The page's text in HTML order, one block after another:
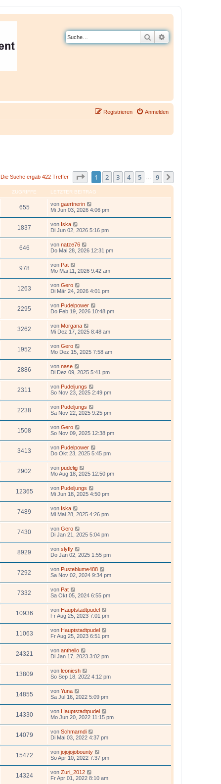
Suche
Anmelden
Registrieren
Die Suche ergab 422 Treffer Seite von9
1 2 3 4 5 9
ZUGRIFFE LETZTER BEITRAG
655 von gaertnerin
Mi Jun 03, 2026 4:06 pm
1837 von Iska
Di Jun 02, 2026 5:16 pm
646 von natze76
Do Mai 28, 2026 12:31 pm
978 von Pat
Mo Mai 11, 2026 9:42 am
1263 von Gero
Di Mär 24, 2026 4:01 pm
2295 von Pudelpower
Do Feb 19, 2026 10:48 pm
3262 von Morgana
Mi Dez 17, 2025 8:48 am
1952 von Gero
Mo Dez 15, 2025 7:58 am
2886 von nase
Di Dez 09, 2025 5:41 pm
2311 von Pudeljungs
So Nov 23, 2025 2:49 pm
2238 von Pudeljungs
Sa Nov 22, 2025 9:25 pm
1508 von Gero
So Nov 09, 2025 12:38 pm
3413 von Pudelpower
Do Okt 23, 2025 5:45 pm
2902 von pudelig
Mo Aug 18, 2025 12:50 pm
12365 von Pudeljungs
Mi Jun 18, 2025 4:50 pm
7489 von Iska
Mi Mai 28, 2025 4:26 pm
7430 von Gero
Di Jan 21, 2025 5:04 pm
8929 von slyfly
Do Jan 02, 2025 1:55 pm
7292 von Pusteblume488
Sa Nov 02, 2024 9:34 pm
7332 von Pat
Sa Okt 05, 2024 6:55 pm
10936 von Hauptstadtpudel
Fr Aug 25, 2023 7:01 pm
11063 von Hauptstadtpudel
Fr Aug 25, 2023 6:51 pm
24321 von anthello
Di Jan 17, 2023 3:02 pm
13809 von leoniesh
So Sep 18, 2022 4:12 pm
14855 von Yuna
Sa Jul 16, 2022 5:09 pm
14330 von Hauptstadtpudel
Mo Jun 20, 2022 11:15 pm
14079 von Schmarndi
Di Mai 03, 2022 4:37 pm
15472 von jojojojobounty
So Apr 10, 2022 7:37 pm
14324 von Zuri_2012
Fr Apr 01, 2022 8:10 am